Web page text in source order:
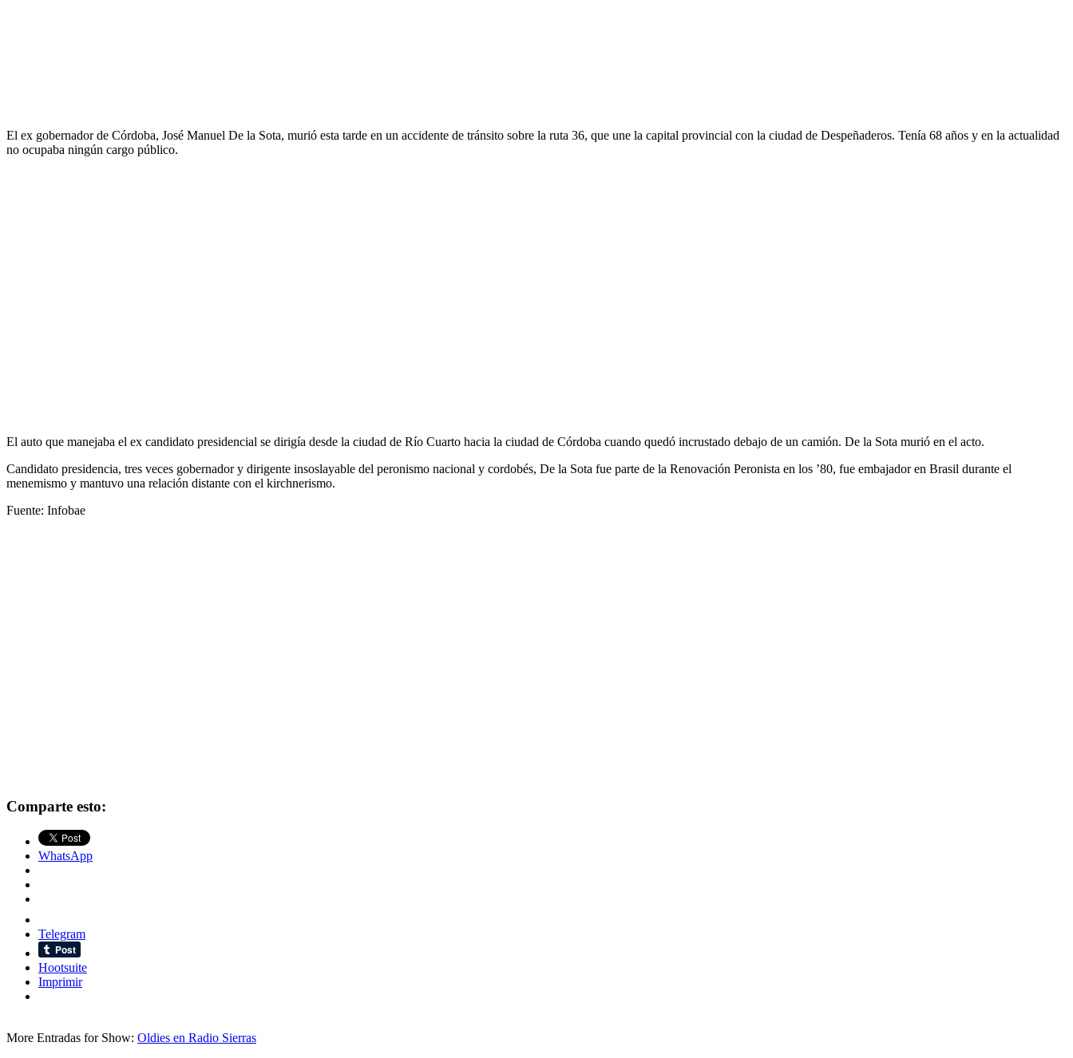
El ex gobernador de Córdoba, José Manuel De la Sota, murió esta tarde en un accidente de tránsito sobre la ruta 36, que une la capital provincial con la ciudad de Despeñaderos. Tenía 68 años y en la actualidad
no ocupaba ningún cargo público.
El auto que manejaba el ex candidato presidencial se dirigía desde la ciudad de Río Cuarto hacia la ciudad de Córdoba cuando quedó incrustado debajo de un camión. De la Sota murió en el acto.
Candidato presidencia, tres veces gobernador y dirigente insoslayable del peronismo nacional y cordobés, De la Sota fue parte de la Renovación Peronista en los ’80, fue embajador en Brasil durante el
menemismo y mantuvo una relación distante con el kirchnerismo.
Fuente: Infobae
Comparte esto:
WhatsApp
Telegram
Hootsuite
Imprimir
More Entradas for Show: Oldies en Radio Sierras